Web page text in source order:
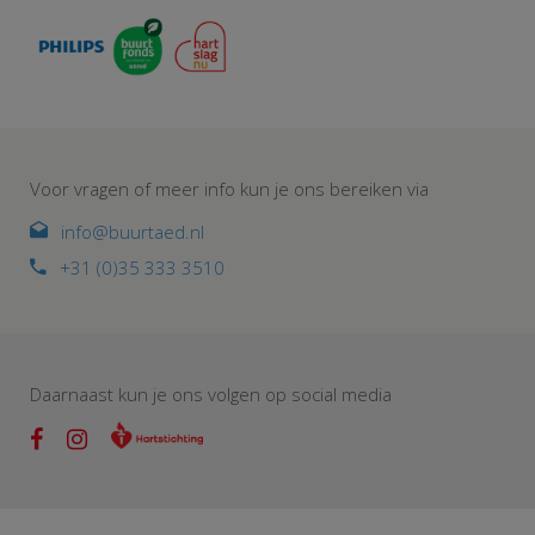
Voor vragen of meer info kun je ons bereiken via
info@buurtaed.nl
+31 (0)35 333 3510
Daarnaast kun je ons volgen op social media